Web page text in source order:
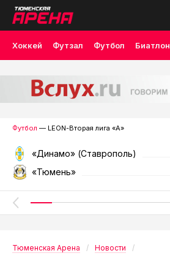
Хоккей Футзал Футбол Биатлон
Футбол — LEON-Вторая лига «А»
«Динамо» (Ставрополь)
«Тюмень»
Тюменская Арена Новости